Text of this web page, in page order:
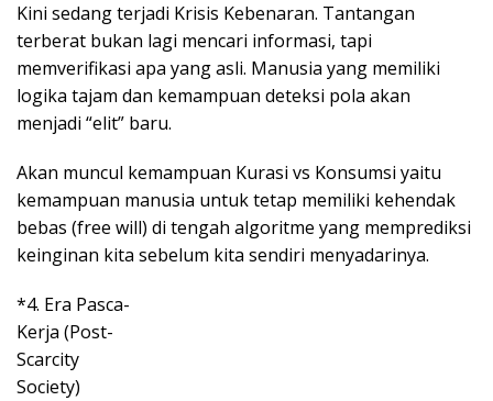
Kini sedang terjadi Krisis Kebenaran. Tantangan
terberat bukan lagi mencari informasi, tapi
memverifikasi apa yang asli. Manusia yang memiliki
logika tajam dan kemampuan deteksi pola akan
menjadi “elit” baru.
Akan muncul kemampuan Kurasi vs Konsumsi yaitu
kemampuan manusia untuk tetap memiliki kehendak
bebas (free will) di tengah algoritme yang memprediksi
keinginan kita sebelum kita sendiri menyadarinya.
*4. Era Pasca-
Kerja (Post-
Scarcity
Society)